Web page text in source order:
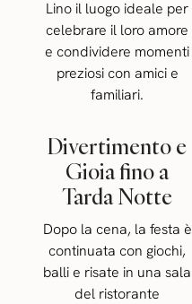
Lino il luogo ideale per
celebrare il loro amore
e condividere momenti
preziosi con amici e
familiari.
Divertimento e
Gioia fino a
Tarda Notte
Dopo la cena, la festa è
continuata con giochi,
balli e risate in una sala
del ristorante